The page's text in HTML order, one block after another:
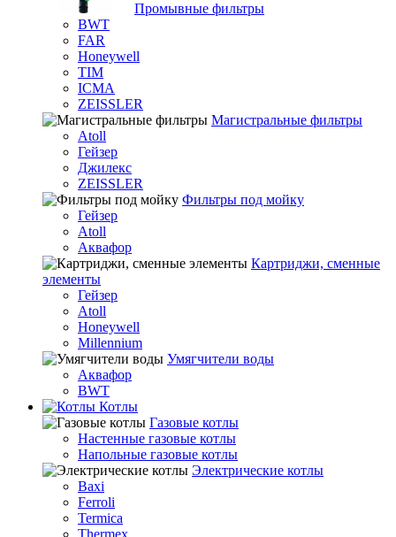
Промывные фильтры
BWT
FAR
Honeywell
TIM
ICMA
ZEISSLER
Магистральные фильтры
Atoll
Гейзер
Джилекс
ZEISSLER
Фильтры под мойку
Гейзер
Atoll
Аквафор
Картриджи, сменные
элементы
Гейзер
Atoll
Honeywell
Millennium
Умягчители воды
Аквафор
BWT
Котлы
Гaзовые котлы
Настенные газовые котлы
Напольные газовые котлы
Электрические котлы
Baxi
Ferroli
Termica
Thermex